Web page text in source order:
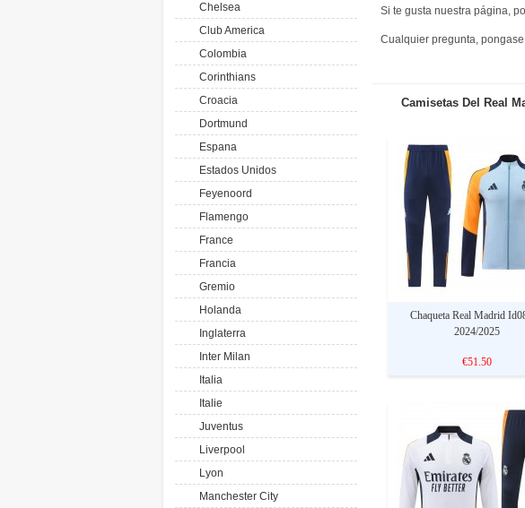
Chelsea
Club America
Colombia
Corinthians
Croacia
Dortmund
Espana
Estados Unidos
Feyenoord
Flamengo
France
Francia
Gremio
Holanda
Inglaterra
Inter Milan
Italia
Italie
Juventus
Liverpool
Lyon
Manchester City
Si te gusta nuestra página,
Cualquier pregunta,
Camisetas Del Real
Chaqueta Real Madrid
2024/2025
€51.50